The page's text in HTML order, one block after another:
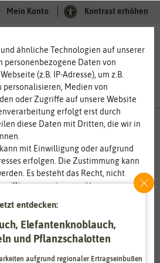
Mein Konto Kontrast erhöhen
ähnliche Technologien auf unserer
personenbezogene Daten von
(z.B. IP-Adresse), um z.B.
personalisieren, Medien von
oder Zugriffe auf unsere Website
erfolgt erst durch
diese Daten mit Dritten, die wir in
mit Einwilligung oder aufgrund
erfolgen. Die Zustimmung kann
Es besteht das Recht, nicht
zu einem späteren
personenbezogener Daten und
in unsererDaten­schutz­erklärung
entdecken:
Elefantenknoblauch,
und Pflanzschalotten
aufgrund regionaler Ertragseinbußen